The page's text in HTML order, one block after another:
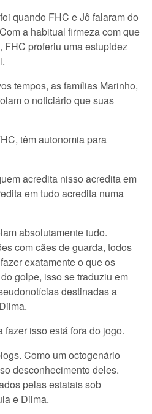
quando FHC e Jô falaram do
a habitual firmeza com que
FHC proferiu uma estupidez
tempos, as famílias Marinho,
o noticiário que suas
têm autonomia para
acredita nisso acredita em
em tudo acredita numa
absolutamente tudo.
com cães de guarda, todos
exatamente o que os
golpe, isso se traduziu em
destinadas a
fazer isso está fora do jogo.
Como um octogenário
desconhecimento deles.
pelas estatais sob
e Dilma.